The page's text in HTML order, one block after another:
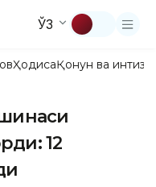
ЎЗ
ҲодисаҚонун ва
12